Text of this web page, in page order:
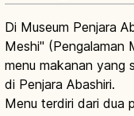
Di Museum Penjara
Meshi" (Pengalaman
menu makanan yang
di Penjara Abashiri.
Menu terdiri dari dua